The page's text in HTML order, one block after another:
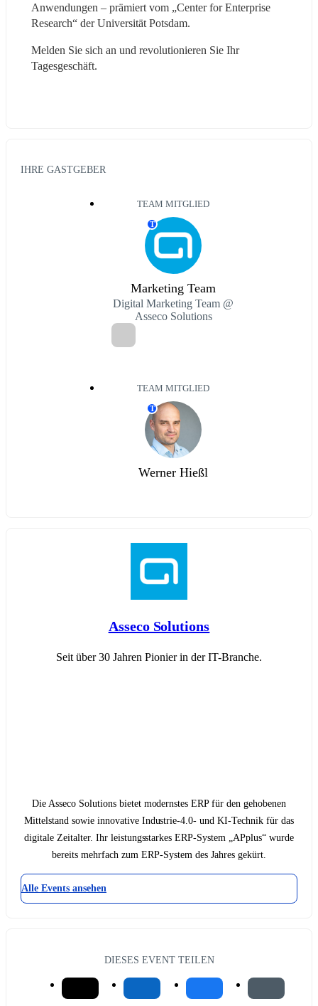
Anwendungen – prämiert vom „Center for Enterprise
Research“ der Universität Potsdam.
Melden Sie sich an und revolutionieren Sie Ihr
Tagesgeschäft.
IHRE GASTGEBER
TEAM MITGLIED
T
Marketing Team
Digital Marketing Team @
Asseco Solutions
TEAM MITGLIED
T
Werner Hießl
Asseco Solutions
Seit über 30 Jahren Pionier in der IT-Branche.
Die Asseco Solutions bietet modernstes ERP für den gehobenen
Mittelstand sowie innovative Industrie-4.0- und KI-Technik für das
digitale Zeitalter. Ihr leistungsstarkes ERP-System „APplus“ wurde
bereits mehrfach zum ERP-System des Jahres gekürt.
Alle Events ansehen
DIESES EVENT TEILEN